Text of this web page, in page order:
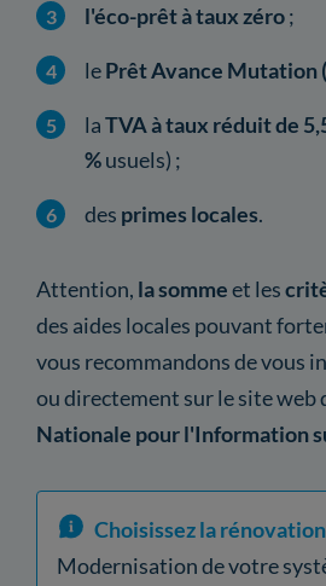
l'éco-prêt à taux zéro;
lePrêt Avance Mutation
laTVA à taux réduit de
%usuels) ;
des primes locales.
Attention, la sommeet les
des aides locales pouvant
vous recommandons de vous
ou directement sur le site web
Nationale pour l'Information
Choisissez la
Modernisation de votre